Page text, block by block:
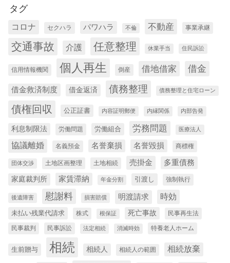
タグ
コロナ セクハラ パワハラ 不倫 不動産 事業承継
交通事故 介護 任意整理 休業手当 住民訴訟
信用情報機関 個人再生 倒産 借地借家 借金
借金救済制度 借金返済 債務整理 債務整理と住宅ローン
債権回収 公正証書 内容証明郵便 内縁関係 内部告発
利息制限法 労働問題 労働組合 労務問題 医療法人
協議離婚 名義預金 名誉棄損 名誉毀損 商標権
団体交渉 土地区画整理 土地相続 売掛金 多重債務
家庭裁判所 家賃滞納 年金分割 引渡し 強制執行
後遺障害 慰謝料 損害賠償 明渡請求 時効
未払い残業代請求 株式 根保証 死亡事故 民事再生法
民事裁判 民事訴訟 法定相続 消滅時効 特養老人ホーム
生前贈与 相続 相続人 相続人の範囲 相続放棄